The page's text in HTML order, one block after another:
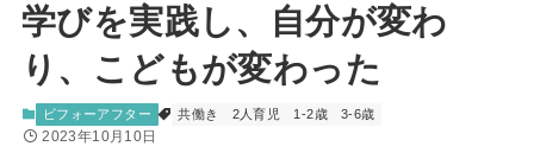
学びを実践し、自分が変わ
り、こどもが変わった
ビフォーアフター 共働き 2人育児 1-2歳 3-6歳
2023年10月10日